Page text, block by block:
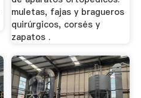
muletas, fajas y bragueros
quirúrgicos, corsés y
zapatos .